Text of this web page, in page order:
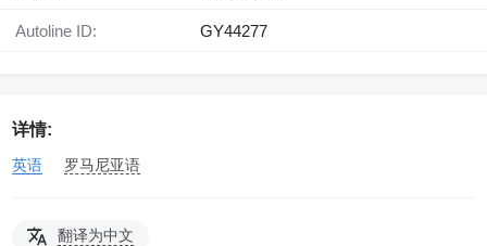
Autoline ID: GY44277
详情:
英语 罗马尼亚语
翻译为中文